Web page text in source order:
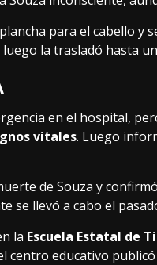
para el cabello y
luego la trasladó hasta
en el hospital,
vitales. Luego
de Souza y
se llevó a cabo el
la Escuela Estatal de
centro educativo